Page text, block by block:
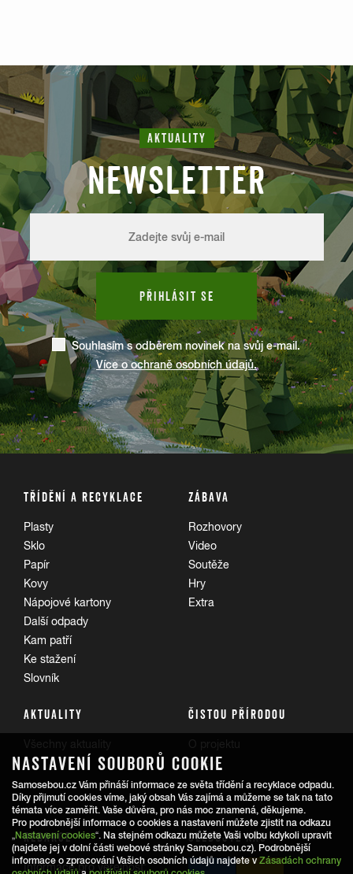
AKTUALITY
NEWSLETTER
PŘIHLÁSIT SE
Souhlasím s odběrem novinek na svůj e-mail.
Více o ochraně osobních údajů.
TŘÍDĚNÍ A RECYKLACE
Plasty
Sklo
Papír
Kovy
Nápojové kartony
Další odpady
Kam patří
Ke stažení
Slovník
ZÁBAVA
Rozhovory
Video
Soutěže
Hry
Extra
AKTUALITY ČISTOU PŘÍRODOU
Trasy
REDAKCE
Informace pro veřejnost:
SLEDUJTE NÁS
NASTAVENÍ SOUBORŮ COOKIE
Samosebou.cz Vám přináší informace ze světa třídění a recyklace odpadu.
Díky přijmutí cookies víme, jaký obsah Vás zajímá a můžeme se tak na tato
témata více zaměřit. Vaše důvěra, pro nás moc znamená, děkujeme.
Pro podrobnější informace o cookies a nastavení můžete zjistit na odkazu
„Nastavení cookies“. Na stejném odkazu můžete Vaši volbu kdykoli upravit
(najdete jej v dolní části webové stránky Samosebou.cz). Podrobnější
informace o zpracování Vašich osobních údajů najdete vZásadách ochrany